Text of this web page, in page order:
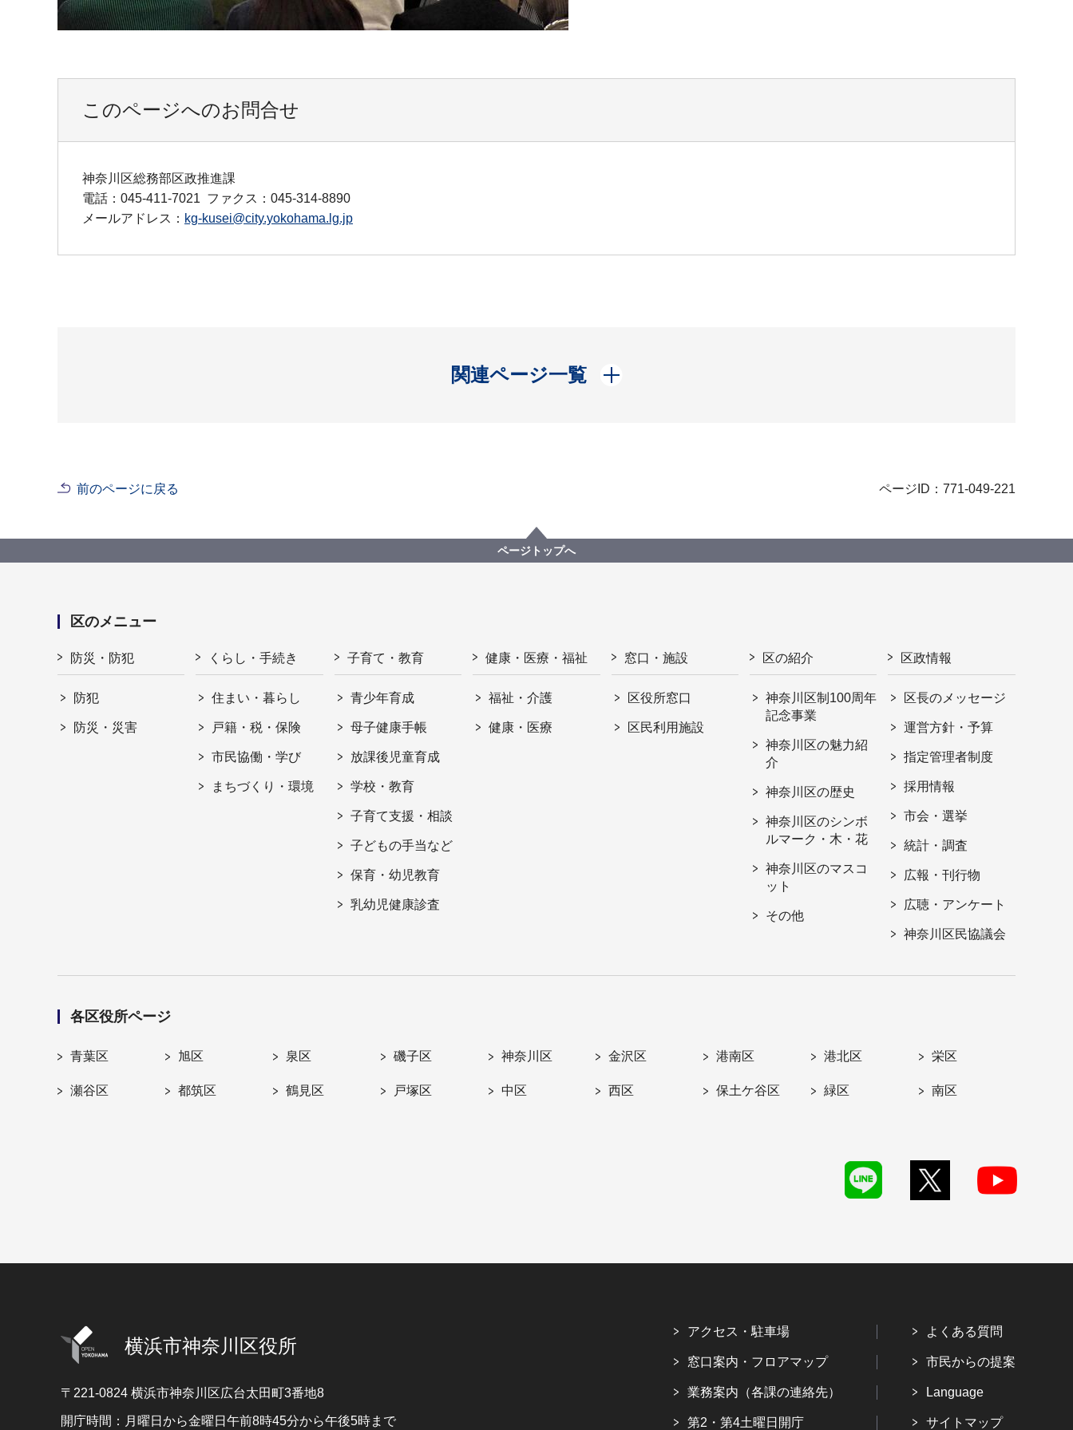
このページへのお問合せ
神奈川区総務部区政推進課
電話：045-411-7021 ファクス：045-314-8890
メールアドレス： kg-kusei@city.yokohama.lg.jp
関連ページ一覧
開く
前のページに戻る ページID：771-049-221
ページトップへ
区のメニュー
防災・防犯
防犯
防災・災害
くらし・手続き
住まい・暮らし
戸籍・税・保険
市民協働・学び
まちづくり・環境
子育て・教育
青少年育成
母子健康手帳
放課後児童育成
学校・教育
子育て支援・相談
子どもの手当など
保育・幼児教育
乳幼児健康診査
健康・医療・福祉
福祉・介護
健康・医療
窓口・施設
区役所窓口
区民利用施設
区の紹介
神奈川区制100周年
記念事業
神奈川区の魅力紹
介
神奈川区の歴史
神奈川区のシンボ
ルマーク・木・花
神奈川区のマスコ
ット
その他
区政情報
区長のメッセージ
運営方針・予算
指定管理者制度
採用情報
市会・選挙
統計・調査
広報・刊行物
広聴・アンケート
神奈川区民協議会
各区役所ページ
青葉区 旭区 泉区 磯子区 神奈川区 金沢区 港南区 港北区 栄区
瀬谷区 都筑区 鶴見区 戸塚区 中区 西区 保土ケ谷区 緑区 南区
横浜市神奈川区役所
〒221-0824 横浜市神奈川区広台太田町3番地8
開庁時間：月曜日から金曜日午前8時45分から午後5時まで
アクセス・駐車場
窓口案内・フロアマップ
業務案内（各課の連絡先）
第2・第4土曜日開庁
よくある質問
市民からの提案
Language
サイトマップ